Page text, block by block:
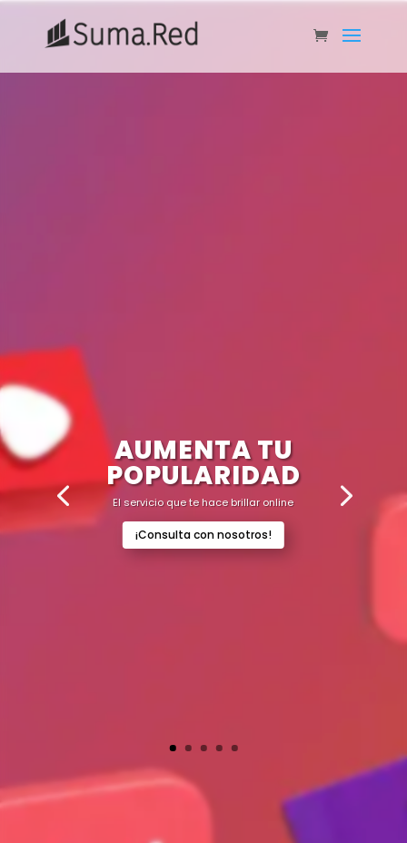
AUMENTA TU
POPULARIDAD
El servicio que te hace brillar online
¡Consulta con nosotros!